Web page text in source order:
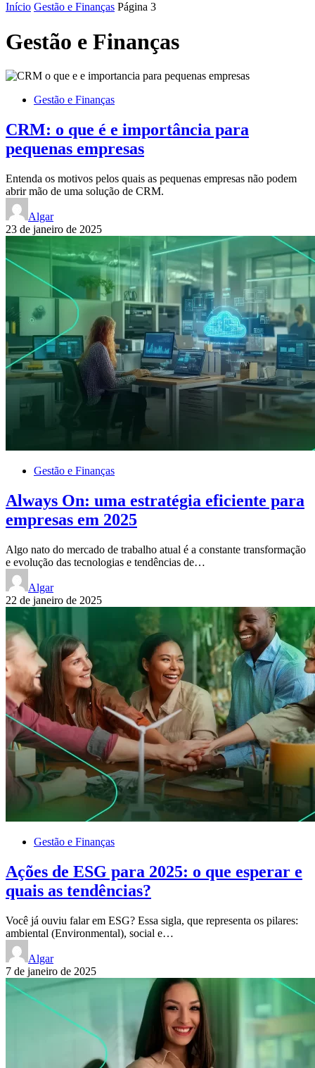
Início Gestão e Finanças Página 3
Gestão e Finanças
Gestão e Finanças
CRM: o que é e importância para
pequenas empresas
Entenda os motivos pelos quais as pequenas empresas não podem
abrir mão de uma solução de CRM.
Algar
23 de janeiro de 2025
Gestão e Finanças
Always On: uma estratégia eficiente para
empresas em 2025
Algo nato do mercado de trabalho atual é a constante transformação
e evolução das tecnologias e tendências de…
Algar
22 de janeiro de 2025
Gestão e Finanças
Ações de ESG para 2025: o que esperar e
quais as tendências?
Você já ouviu falar em ESG? Essa sigla, que representa os pilares:
ambiental (Environmental), social e…
Algar
7 de janeiro de 2025